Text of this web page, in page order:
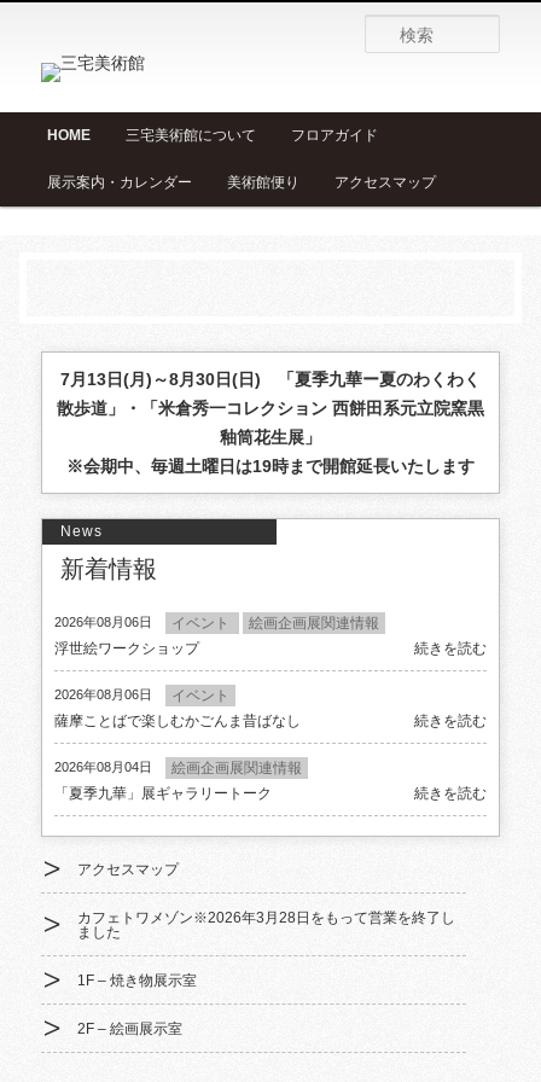
索
メ
メ
イ
テ
ン
ツ
へ
移
動
サ
ブ
ン
ツ
へ
移
動
HOME 三宅美術館について フロアガイド
展示案内・カレンダー 美術館便り アクセスマップ
7月13日(月)～8月30日(日) 「夏季九華ー夏のわくわく
散歩道」・「米倉秀一コレクション 西餅田系元立院窯黒
釉筒花生展」
※会期中、毎週土曜日は19時まで開館延長いたします
新着情報
2026年08月06日 イベント
絵画企画展関連情報
浮世絵ワークショップ
続きを読む
2026年08月06日
イベント
薩摩ことばで楽しむかごんま昔ばなし
続きを読む
2026年08月04日
絵画企画展関連情報
「夏季九華」展ギャラリートーク
続きを読む
アクセスマップ
カフェトワメゾン※2026年3月28日をもって営業を終了し
ました
1F – 焼き物展示室
2F – 絵画展示室